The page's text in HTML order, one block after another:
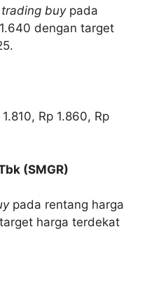
trading buypada
dengan target
Rp 1.860, Rp
(SMGR)
pada rentang harga
harga terdekat